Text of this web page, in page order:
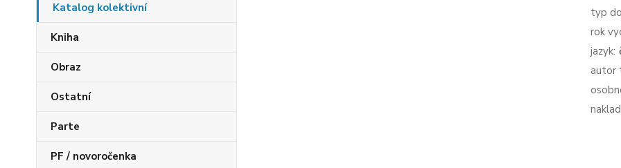
Katalog kolektivní
Kniha
Obraz
Ostatní
Parte
PF / novoročenka
typ
rok
jazyk:
autor